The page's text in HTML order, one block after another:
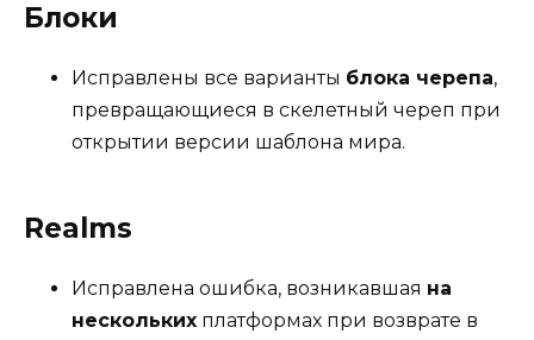
Блоки
Исправлены все варианты блока черепа,
превращающиеся в скелетный череп при
открытии версии шаблона мира.
Realms
Исправлена ошибка, возникавшая на
нескольких платформах при возврате в